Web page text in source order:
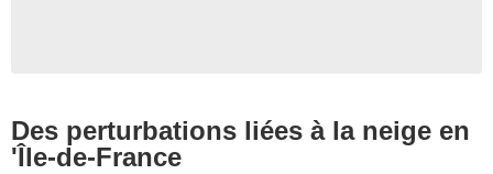
Des perturbations liées à la neige en
'Île-de-France